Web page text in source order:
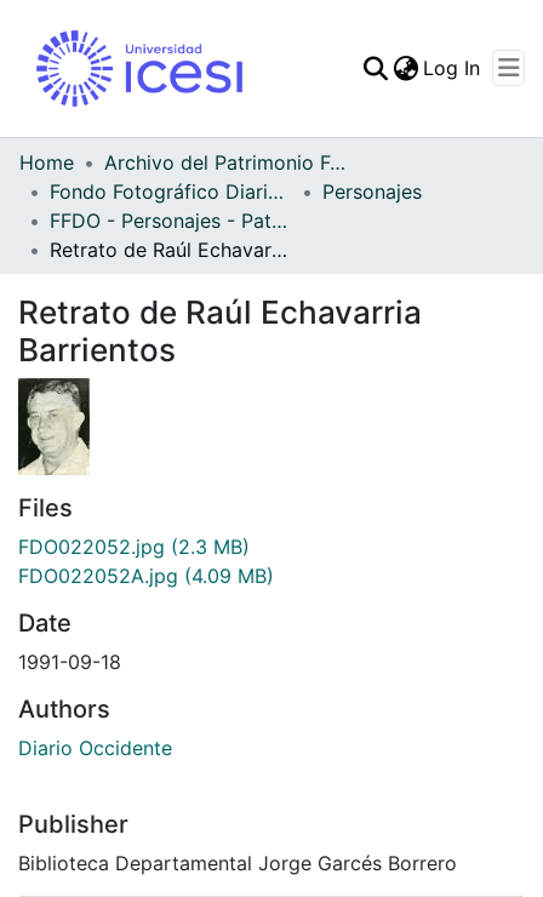
Statistics
Log In
Home
Archivo del Patrimonio Fotográfico y Fílmico del Valle del Cauca
Fondo Fotográfico Diario Occidente
Personajes
FFDO - Personajes - Patrimonial
Retrato de Raúl Echavarria Barrientos
Retrato de Raúl Echavarria
Barrientos
Files
FDO022052.jpg (2.3 MB)
FDO022052A.jpg (4.09 MB)
Date
1991-09-18
Authors
Diario Occidente
Publisher
Biblioteca Departamental Jorge Garcés Borrero